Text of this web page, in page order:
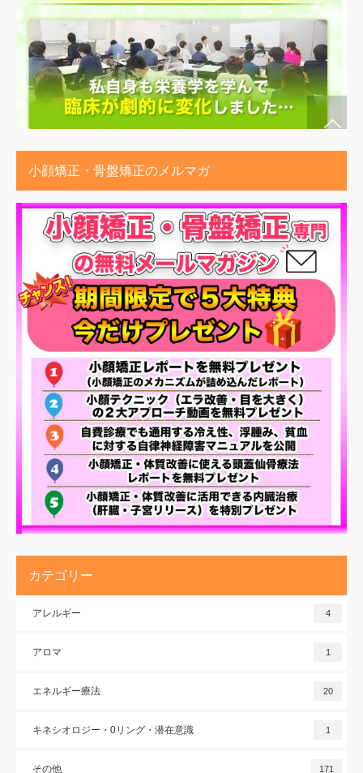
小顔矯正・骨盤矯正のメルマガ
カテゴリー
アレルギー 4
アロマ 1
エネルギー療法 20
キネシオロジー・0リング・潜在意識 1
その他 171